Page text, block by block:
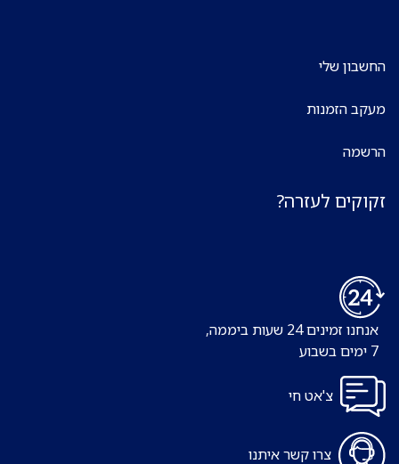
החשבון שלי
מעקב הזמנות
הרשמה
זקוקים לעזרה?
אנחנו זמינים 24 שעות ביממה,
צ'אט חי
צרו קשר איתנו